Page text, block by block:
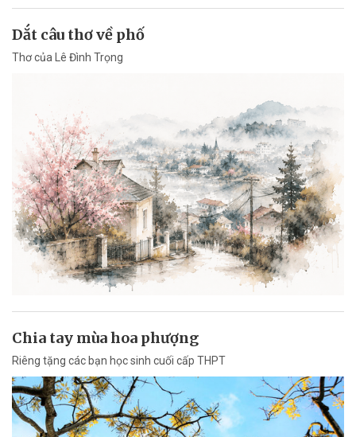
Dắt câu thơ về phố
Thơ của Lê Đình Trọng
Chia tay mùa hoa phượng
Riêng tặng các bạn học sinh cuối cấp THPT